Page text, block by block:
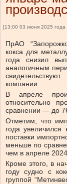
[13:00 03 июня 2025 года ]
ПрАО
кокса для
года снизил
аналогичным
компании.
В апреле
относительно
сравнении — до
Отметим, что
года
поставки
меньше по
чем в апреле 2024
Кроме этого, в
году судно с
группой